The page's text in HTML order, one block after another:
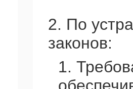
2. По
законов:
1.